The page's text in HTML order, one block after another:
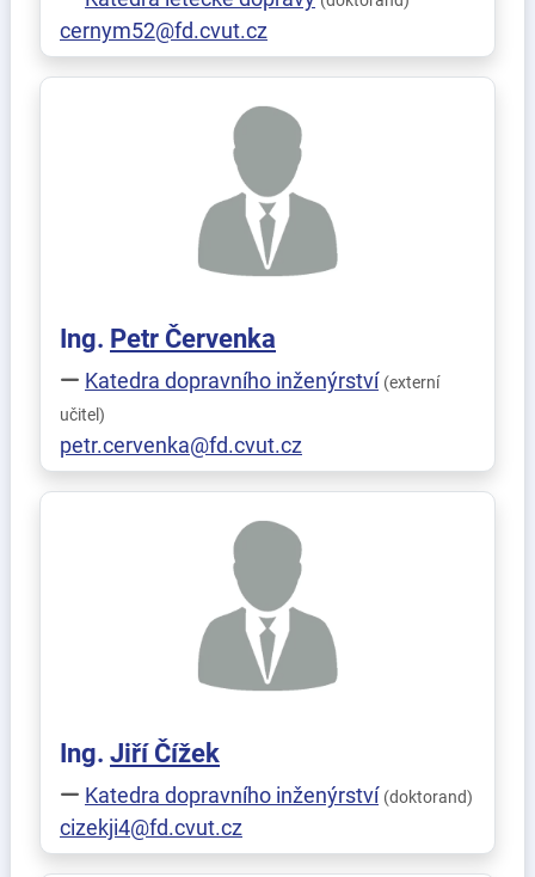
cernym52@fd.cvut.cz
Ing. Petr Červenka
Katedra dopravního inženýrství (externí
učitel)
petr.cervenka@fd.cvut.cz
Ing. Jiří Čížek
Katedra dopravního inženýrství (doktorand)
cizekji4@fd.cvut.cz